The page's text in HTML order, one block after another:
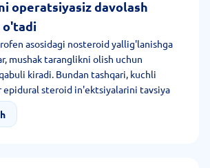
operatsiyasiz davolash
o'tadi
asosidagi nosteroid yallig'lanishga
mushak taranglikni olish uchun
kiradi. Bundan tashqari, kuchli
epidural steroid in'ektsiyalarini tavsiya